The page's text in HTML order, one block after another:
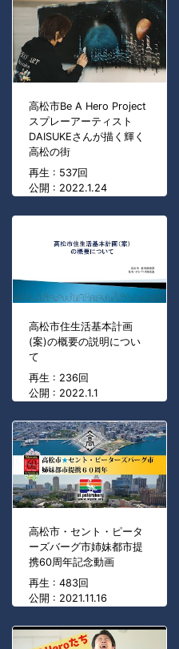
高松市Be A Hero Project
スプレーアーティスト
DAISUKEさんが描く輝く
高松の街
再生 : 537回
公開 : 2022.1.24
高松市住生活基本計画
(案)の概要の説明につい
て
再生 : 236回
公開 : 2022.1.1
高松市・セント・ピータ
ーズバーグ市姉妹都市提
携60周年記念動画
再生 : 483回
公開 : 2021.11.16